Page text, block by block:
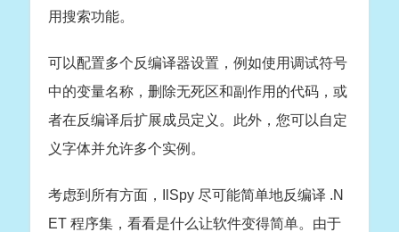
用搜索功能。
可以配置多个反编译器设置，例如使用调试符号
中的变量名称，删除无死区和副作用的代码，或
者在反编译后扩展成员定义。此外，您可以自定
义字体并允许多个实例。
考虑到所有方面，IlSpy 尽可能简单地反编译 .N
ET 程序集，看看是什么让软件变得简单。由于